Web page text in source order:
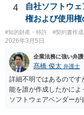
分だけでどれくらいの
以上で、より個別的な
と思います。
4
自社ソフトウ
権および使用
#知的財産・特許 #契約書作
2026年3月5日
企業法務に強い弁
髙橋 俊太 弁護士
詳細不明ではあるので
能を誰が作成したかによ
ソフトウェアベンダー